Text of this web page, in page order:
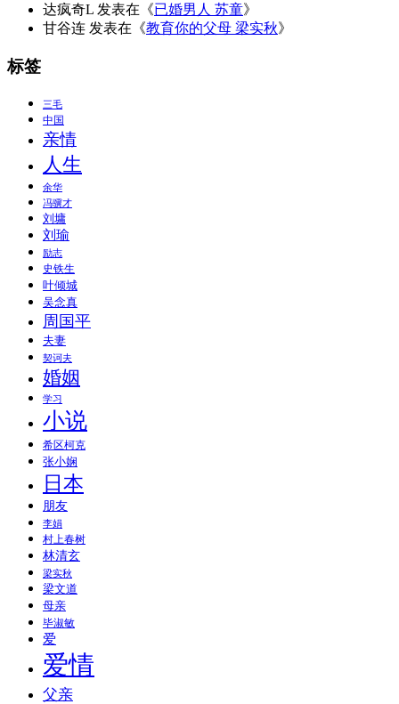
达疯奇L 发表在《已婚男人 苏童》
甘谷连 发表在《教育你的父母 梁实秋》
标签
三毛
中国
亲情
人生
余华
冯骥才
刘墉
刘瑜
励志
史铁生
叶倾城
吴念真
周国平
夫妻
契诃夫
婚姻
学习
小说
希区柯克
张小娴
日本
朋友
李娟
村上春树
林清玄
梁实秋
梁文道
母亲
毕淑敏
爱
爱情
父亲